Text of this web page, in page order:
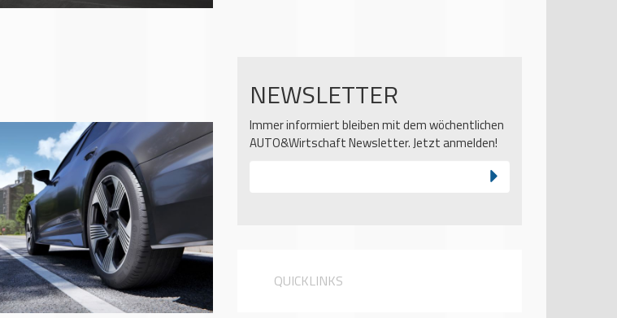
NEWSLETTER
Immer informiert bleiben mit dem wöchentlichen
AUTO&Wirtschaft Newsletter. Jetzt anmelden!
QUICKLINKS